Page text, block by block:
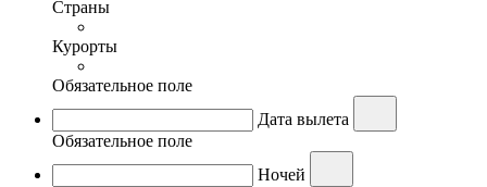
Страны
Курорты
Обязательное поле
Дата вылета
Обязательное поле
Ночей